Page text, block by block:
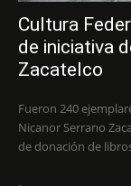
Cultura
de iniciativa
Zacatelco
Fueron 240
Nicanor Serrano Zacatelco, Tlax. Concluyó con gran éxito la campaña
de donación de